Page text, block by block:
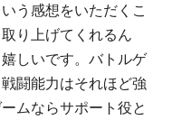
う感想をいただくこ
り上げてくれるん
しいです。バトルゲ
闘能力はそれほど強
ムならサポート役と